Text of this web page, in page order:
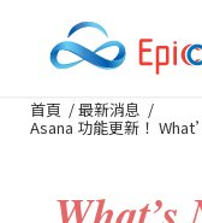
首頁 /最新消息 /
Asana 功能更新！